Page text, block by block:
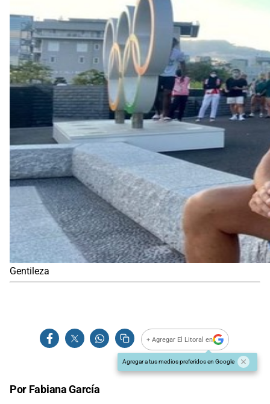
Gentileza
+ Agregar El Litoral en
Agregar a tus medios preferidos en Google
Por Fabiana García